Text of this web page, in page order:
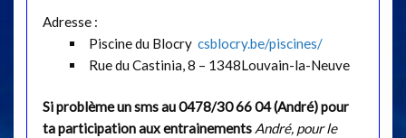
Adresse :
Piscine du Blocrycsblocry.be/piscines/
Rue du Castinia, 8 – 1348Louvain-la-Neuve
Si problème un sms au 0478/30 66 04 (André) pour
ta participation aux entrainements André, pour le